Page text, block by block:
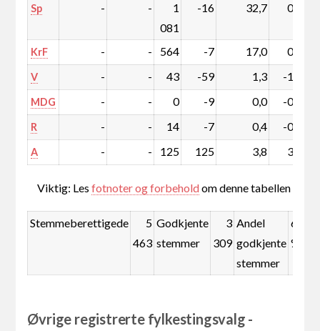
Sp - -
1
081
-16 32,7 0,9
KrF - - 564 -7 17,0 0,5
V - - 43 -59 1,3 -1,7
MDG - - 0 -9 0,0 -0,3
R - - 14 -7 0,4 -0,2
A - - 125 125 3,8 3,8
Viktig: Lesfotnoter og forbeholdom denne tabellen
Stemmeberettigede
5
463
Godkjente
stemmer
3
309
Andel
godkjente
stemmer
60,6
%
Øvrige registrerte fylkestingsvalg -